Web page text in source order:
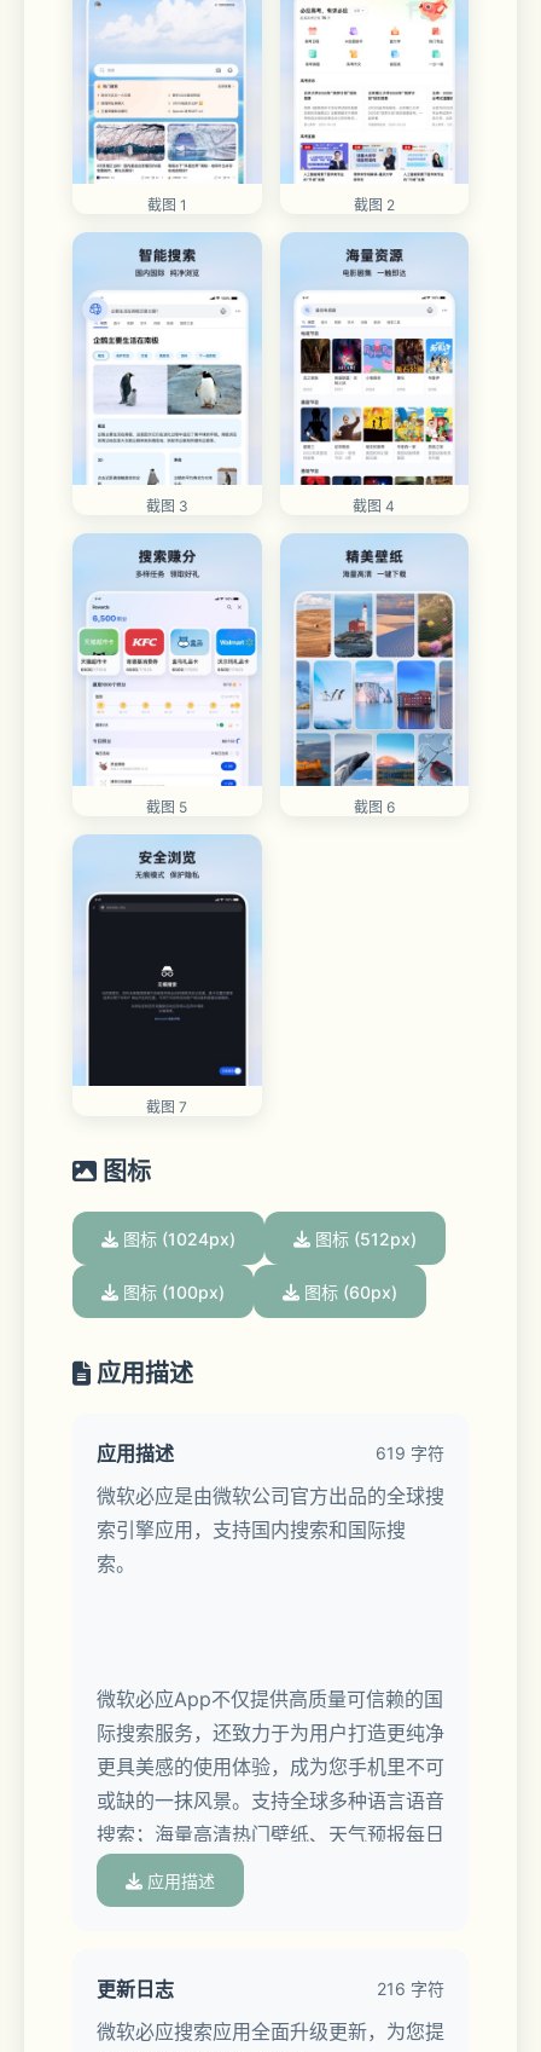
截图 1 截图 2
截图 3 截图 4
截图 5 截图 6
截图 7
图标
图标 (1024px) 图标 (512px)
图标 (100px) 图标 (60px)
应用描述
应用描述 619 字符
微软必应是由微软公司官方出品的全球搜
索引擎应用，支持国内搜索和国际搜
索。
微软必应App不仅提供高质量可信赖的国
际搜索服务，还致力于为用户打造更纯净
更具美感的使用体验，成为您手机里不可
或缺的一抹风景。支持全球多种语言语音
搜索；海量高清热门壁纸、天气预报每日
更新；丰富的生活服务实用工具，解放您
的手机空间。
【智能搜索体验】
应用描述
更新日志 216 字符
微软必应搜索应用全面升级更新，为您提